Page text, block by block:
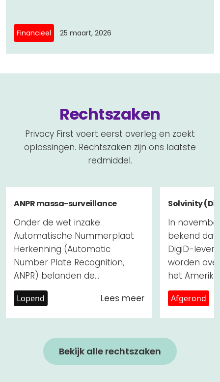
Financieel 25 maart, 2026
Rechtszaken
Privacy First voert eerst overleg en zoekt
oplossingen. Rechtszaken zijn ons laatste
redmiddel.
ANPR massa-surveillance
Onder de wet inzake
Automatische Nummerplaat
Herkenning (Automatic
Number Plate Recognition,
ANPR) belanden de
reisbewegingen van miljoenen
automobilisten continu 4...
Lopend Lees meer
Solvinity
In
bekend dat
DigiD-
worden
het
Kyndryl.
Afgerond
Bekijk alle rechtszaken